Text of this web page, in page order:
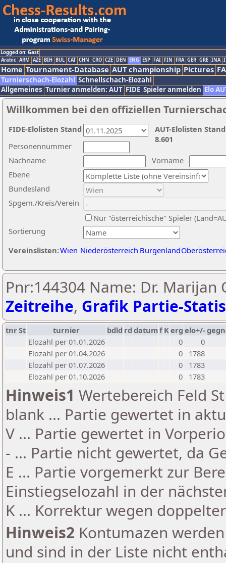
Logged on: Gast
Arabic ARM AZE BIH BUL CAT CHN CRO CZE DEN ENG ESP FAI FIN FRA GER GRE INA
Home Tournament-Database AUT championship Pictures
Turnierschach-Elozahl Schnellschach-Elozahl
Allgemeines Turnier anmelden: AUT FIDE Spieler anmelden Elo
Willkommen bei den offiziellen
Nachname
Vorname
Ebene
Sortierung
Personennummer
Bundesland
Spgem./Kreis/Verein
Nur "österreichische" Spieler
Vereinslisten:Wien Niederösterreich Burgenland
AUT-Elolisten
8.601
FIDE-Elolisten Stand
Pnr:144304 Name: Dr. Marijan
Zeitreihe, Grafik Partie-
tnrSt turnier bdld rd datumf Kerg elo+/-
Elozahl per 01.01.2026
0
0
Elozahl per 01.04.2026
0
1788
Elozahl per 01.07.2026
0
1783
Elozahl per 01.10.2026
0 1783
Hinweis1 Wertebereich Feld
blank ... Partie gewertet in
V ... Partie gewertet in
- ... Partie nicht gewertet, da
E ... Partie vorgemerkt zur
Einstiegselozahl in der
K ... Korrektur wegen
Hinweis2 Kontumazen
und sind in der Liste nicht